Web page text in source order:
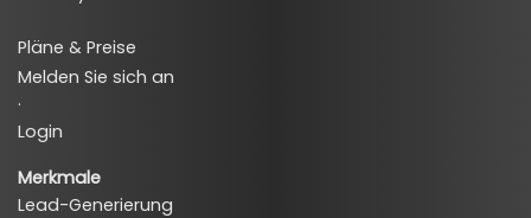
Pläne & Preise
Melden Sie sich an
·
Login
Merkmale
Lead-Generierung